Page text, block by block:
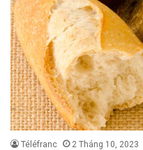
Téléfranc 2 Tháng 10, 2023